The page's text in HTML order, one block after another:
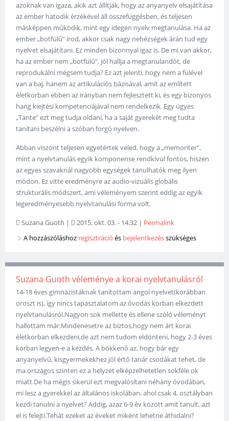
azoknak van igaza, akik azt állítják, hogy az anyanyelv elsajátítása
az ember hatodik érzékével áll összefüggésben, és teljesen
másképpen működik, mint egy idegen nyelv megtanulása. Ha az
ember „botfülű” írod, akkor csak nagy nehézségek árán tud egy
nyelvet elsajátítani. Ez minden bizonnyal igaz is. De mi van akkor,
ha az ember nem „botfülű”, jól hallja a megtanulandót, de
reprodukálni mégsem tudja? Ez azt jelenti, hogy nem a fülével
van a baj, hanem az artikulációs bázisával, amit az említett
életkorban ebben az irányban nem fejlesztett ki, és egy bizonyos
hang kiejtési kompetenciájával nem rendelkezik. Egy ügyes
„Tante” ezt meg tudja oldani, ha a saját gyerekét meg tudta
tanítani beszélni a szóban forgó nyelven.
Abban viszont teljesen egyetértek veled, hogy a „memoriter”,
mint a nyelvtanulás egyik komponense rendkívül fontos, hiszen
az egyes szavaknál nagyobb egységek tanulhatók meg ilyen
módon. Ez vitte eredményre az audio-vizuális globális
strukturális módszert, ami véleményem szerint eddig az egyik
legeredményesebb nyelvtanulási forma volt.
Suzana Guoth | 2015. okt. 03. - 14:32 | Permalink
A hozzászóláshoz regisztráció és bejelentkezésszükséges
Suzana Guoth véleménye a korai nyelvtanulásról
14-18 éves gimnazistáknak tanítottam angol nyelvet(korábban
oroszt is), így nincs tapasztalatom az óvodás korban elkezdett
nyelvtanulásról.Nagyon sok mellette és ellene szóló véleményt
hallottam már.Mindenesetre az biztos,hogy nem árt korai
életkorban elkezdeni,de azt nem tudom eldönteni, hogy 2-3 éves
korban legyen-e a kezdés. A bökkenő az, hogy bár egy
anyanyelvű, kisgyermekekhez jól értő tanár csodákat tehet, de
ma országos szinten ez a helyzet elképzelhetetlen sokféle ok
miatt.De ha mégis sikerül ezt megvalósítani néhány óvodában,
mi lesz a gyerekkel az általános iskolában, ahol csak 4. osztályban
kezdi tanulni a nyelvet? Addig, azaz 6-9 év között amit tanult, azt
el is felejti.Tehát ezeket az éveket miként lehetne áthidalni?